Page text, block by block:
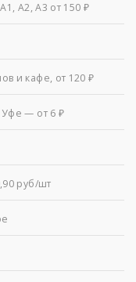
А2, А3 от 150 ₽
и кафе, от 120 ₽
Уфе — от 6 ₽
руб/шт